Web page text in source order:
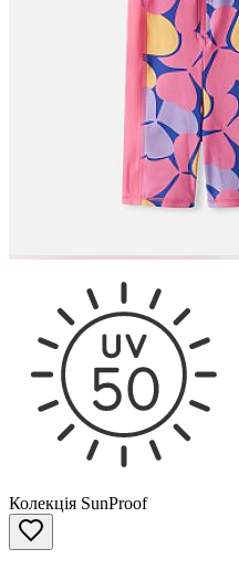
Колекція SunProof